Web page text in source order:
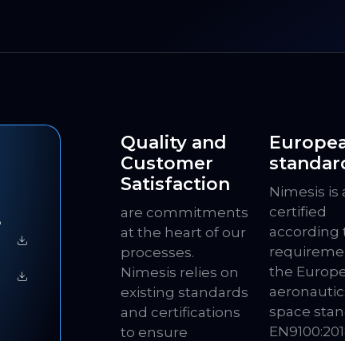
Quality and
Customer
Satisfaction
are commitments
at the heart of our
processes.
Nimesis relies on
existing standards
and certifications
to ensure
Nimesis is
certified
according
the
space